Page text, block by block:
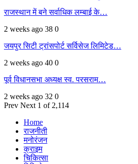
राजस्थान में बने सर्वाधिक लम्बाई के…
2 weeks ago 38 0
जयपुर सिटी ट्रांसपोर्ट सर्विसेज लिमिटेड…
2 weeks ago 40 0
पूर्व विधानसभा अध्यक्ष स्व. परसराम…
2 weeks ago 32 0
Prev Next 1 of 2,114
Home
राजनीती
मनोरंजन
क्राइम
चिकित्सा